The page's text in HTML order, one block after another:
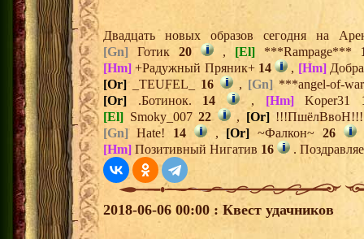
Двадцать новых образов сегодня на
[Gn] Готик 20 , [El]***Rampage***
[Hm] +Радужный Пряник+ 14 , [Hm]
[Or] _TEUFEL_ 16 , [Gn] ***angel-of-
[Or] .Ботинок. 14 , [Hm]Koper31
[El] Smoky_00722 , [Or]
[Gn] Hate! 14 , [Or] ~Фалкон~26
[Hm] Позитивный Нигатив 16 .
2018-06-06 00:00 : Квест удачников